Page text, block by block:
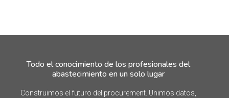
Todo el conocimiento de los profesionales del
abastecimiento en un solo lugar
Construimos el futuro del procurement. Unimos datos,